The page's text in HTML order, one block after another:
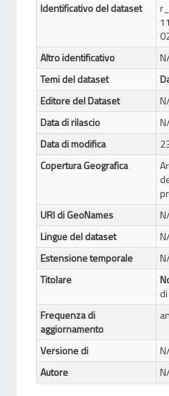
Identificativo del dataset
Altro identificativo
Temi del dataset
Editore del Dataset
Data di rilascio
Data di modifica
Copertura Geografica
URI di GeoNames
Lingue del dataset
Estensione temporale
Titolare
Frequenza di
aggiornamento
Versione di
Autore